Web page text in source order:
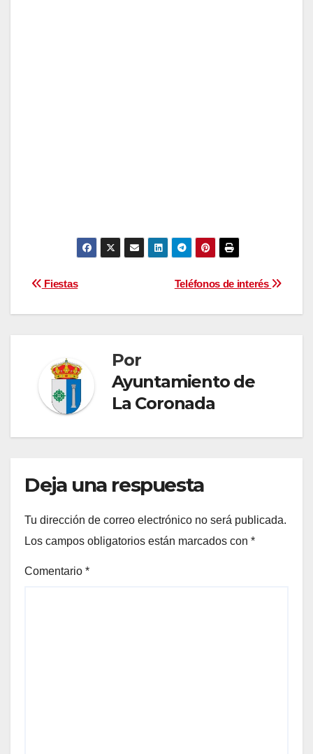
Navegación
de
Teléfonos de interés
Fiestas
Por
Ayuntamiento de
La Coronada
Deja una respuesta
Tu dirección de correo electrónico no será publicada.
Los campos obligatorios están marcados con *
Comentario *